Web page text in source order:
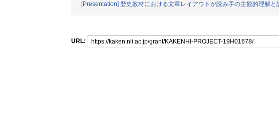
[Presentation] 歴史教材における文章レイアウトが読み手の主観的理解と
URL: